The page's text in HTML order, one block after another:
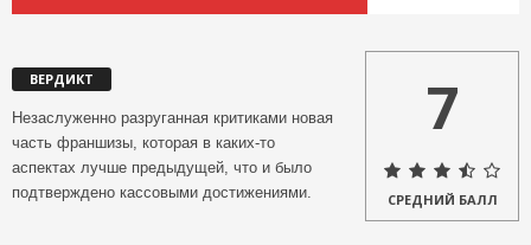
ВЕРДИКТ
Незаслуженно разруганная критиками новая
часть франшизы, которая в каких-то
аспектах лучше предыдущей, что и было
подтверждено кассовыми достижениями.
7
СРЕДНИЙ БАЛЛ